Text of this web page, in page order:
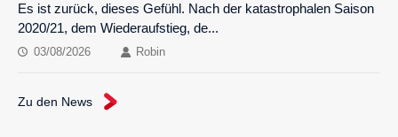
Es ist zurück, dieses Gefühl. Nach der katastrophalen Saison
2020/21, dem Wiederaufstieg, de...
03/08/2026 Robin
Zu den News